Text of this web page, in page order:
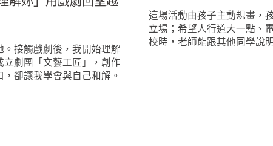
接觸戲劇後，我開始理解
劇團「文藝工匠」，創作
卻讓我學會與自己和解。
這場活動由孩子主動規畫，
立場；希望人行道大一點、
校時，老師能跟其他同學說